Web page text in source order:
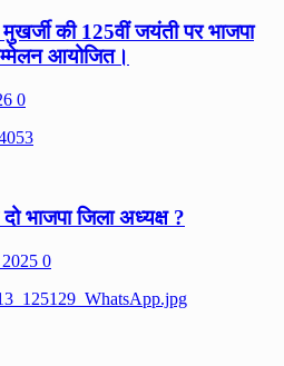
की 125वीं जयंती पर भाजपा
आयोजित।
0
भाजपा जिला अध्यक्ष ?
0